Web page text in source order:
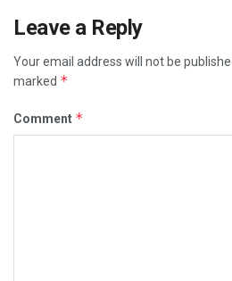
Leave a Reply
Your email address will not be
marked *
Comment *